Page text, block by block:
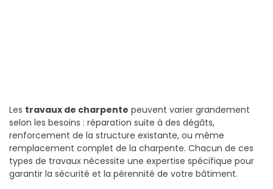
Les travaux de charpente peuvent varier grandement
selon les besoins : réparation suite à des dégâts,
renforcement de la structure existante, ou même
remplacement complet de la charpente. Chacun de ces
types de travaux nécessite une expertise spécifique pour
garantir la sécurité et la pérennité de votre bâtiment.